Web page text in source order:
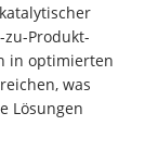
Produkt-
in optimierten
was
Lösungen